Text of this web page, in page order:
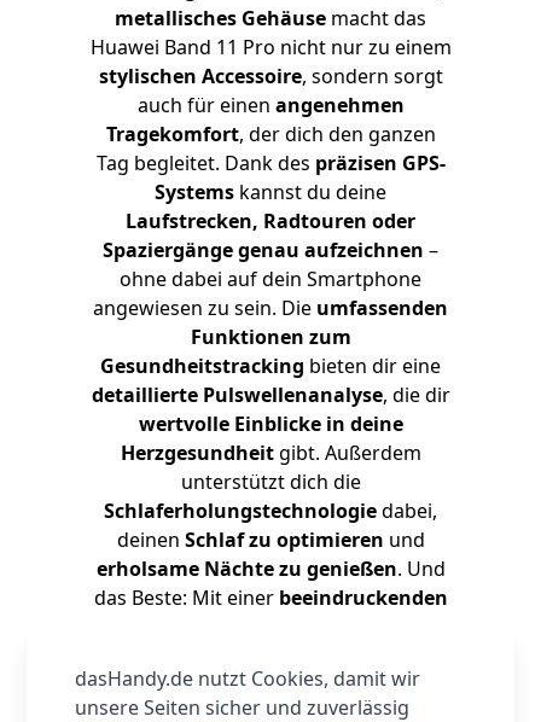
metallisches Gehäuse macht das
Huawei Band 11 Pro nicht nur zu einem
stylischen Accessoire, sondern sorgt
auch für einen angenehmen
Tragekomfort, der dich den ganzen
Tag begleitet. Dank des präzisen GPS-
Systems kannst du deine
Laufstrecken, Radtouren oder
Spaziergänge genau aufzeichnen –
ohne dabei auf dein Smartphone
angewiesen zu sein. Die umfassenden
Funktionen zum
Gesundheitstracking bieten dir eine
detaillierte Pulswellenanalyse, die dir
wertvolle Einblicke in deine
Herzgesundheitgibt. Außerdem
unterstützt dich die
Schlaferholungstechnologiedabei,
deinen Schlaf zu optimieren und
erholsame Nächte zu genießen. Und
das Beste: Mit einer beeindruckenden
ständiges Aufladen machen.
dasHandy.de nutzt Cookies, damit wir
unsere Seiten sicher und zuverlässig